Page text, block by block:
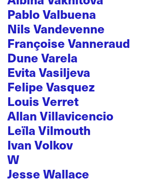
Pablo Valbuena
Nils Vandevenne
Françoise Vanneraud
Dune Varela
Evita Vasiljeva
Felipe Vasquez
Louis Verret
Allan Villavicencio
Leïla Vilmouth
Ivan Volkov
W
Jesse Wallace